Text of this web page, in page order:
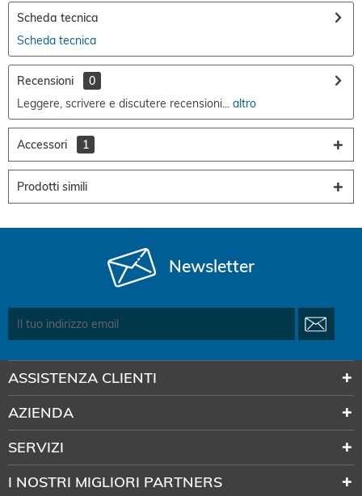
Scheda tecnica
Scheda tecnica
Recensioni
0
Leggere, scrivere e discutere recensioni... altro
Accessori 1
Prodotti simili
Newsletter
ASSISTENZA CLIENTI
AZIENDA
SERVIZI
I NOSTRI MIGLIORI PARTNERS